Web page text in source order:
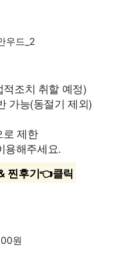
조치 취할 예정)
가능(동절기 제외)
로 제한
용해주세요.
찐후기👈클릭
원